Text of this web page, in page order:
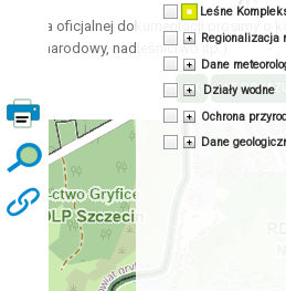
Leśne
Regionalizacja
Dane
Działy wodne
Ochrona
Dane
oficjalnej dokumentacji prosimy o
park narodowy, nadleśnictwo itp.)